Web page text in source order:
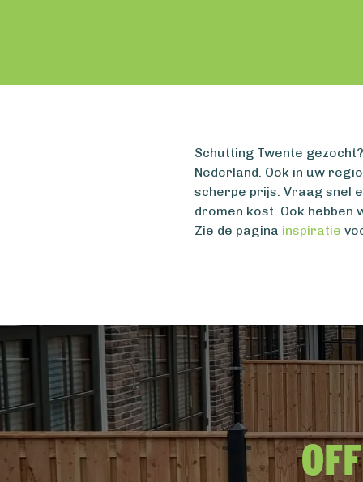
Schutting Twente
Nederland. Ook in uw
scherpe prijs. Vraag snel
dromen kost. Ook
Zie de pagina inspiratie